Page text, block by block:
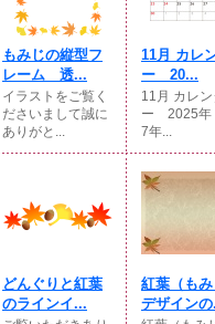
もみじの縦型フ
レーム 透...
イラストをご覧く
ださいまして誠に
ありがと...
11月 カレ
ー 20...
11月 カレ
ー 2025
7年...
どんぐりと紅葉
のラインイ...
紅葉（もみ
デザイン